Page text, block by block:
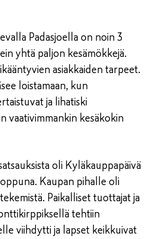
Padasjoella on noin 3
yhtä paljon kesämökkejä.
asiakkaiden tarpeet.
loistamaan, kun
ja lihatiski
vaativimmankin kesäkokin
oli Kyläkauppapäivä
Kaupan pihalle oli
Paikalliset tuottajat ja
tehtiin
viihdytti ja lapset keikkuivat